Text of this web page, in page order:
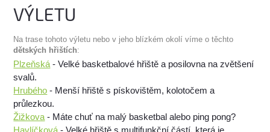
VÝLETU
Na trase tohoto výletu nebo v jeho blízkém okolí víme o těchto
dětských hřištích:
Plzeňská - Velké basketbalové hřiště a posilovna na zvětšení
svalů.
Hrubého - Menší hřiště s pískovištěm, kolotočem a
průlezkou.
Žižkova - Máte chuť na malý basketbal alebo ping pong?
Havlíčková - Velké hřiště s multifunkční částí, která je